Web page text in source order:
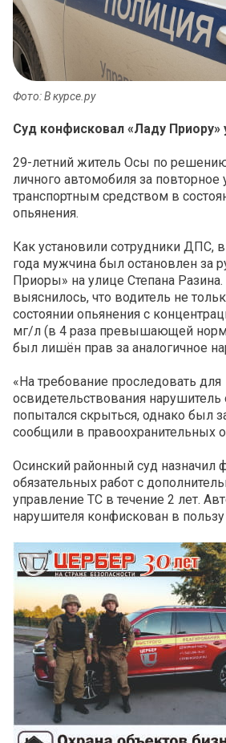
Фото: В курсе.ру
Суд конфисковал «Ладу
29-летний житель Осы по
личного автомобиля за повторное
транспортным средством в
опьянения.
Как установили сотрудники ДПС,
года мужчина был остановлен за
Приоры» на улице Степана
выяснилось, что водитель не
состоянии опьянения с
мг/л (в 4 раза превышающей
был лишён прав за аналогичное
«На требование проследовать для
освидетельствования нарушитель
попытался скрыться, однако был
сообщили в правоохранительных
Осинский районный суд назначил
обязательных работ с
управление ТС в течение 2 лет.
нарушителя конфискован в пользу